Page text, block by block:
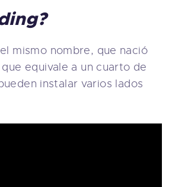
mismo nombre, que nació
equivale a un cuarto de
instalar varios lados